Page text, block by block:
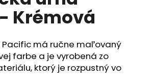
Krémová
Pacific má ručne maľovaný
farbe a je vyrobená zo
ktorý je rozpustný vo